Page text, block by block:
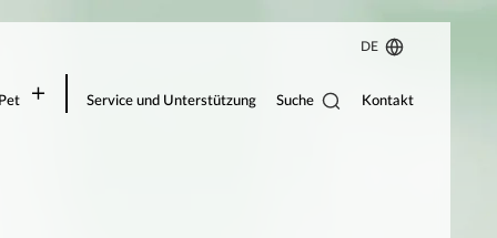
DE
Service und Unterstützung Suche Kontakt